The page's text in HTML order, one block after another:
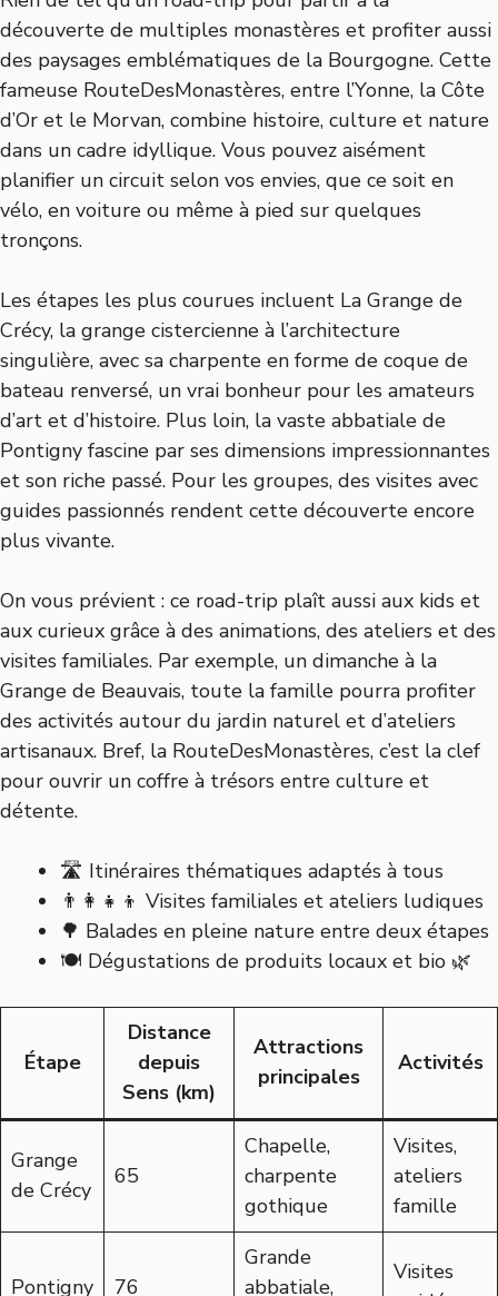
découverte de multiples monastères et profiter aussi
des paysages emblématiques de la Bourgogne. Cette
fameuse RouteDesMonastères, entre l’Yonne, la Côte
d’Or et le Morvan, combine histoire, culture et nature
dans un cadre idyllique. Vous pouvez aisément
planifier un circuit selon vos envies, que ce soit en
vélo, en voiture ou même à pied sur quelques
tronçons.
Les étapes les plus courues incluent La Grange de
Crécy, la grange cistercienne à l’architecture
singulière, avec sa charpente en forme de coque de
bateau renversé, un vrai bonheur pour les amateurs
d’art et d’histoire. Plus loin, la vaste abbatiale de
Pontigny fascine par ses dimensions impressionnantes
et son riche passé. Pour les groupes, des visites avec
guides passionnés rendent cette découverte encore
plus vivante.
On vous prévient : ce road-trip plaît aussi aux kids et
aux curieux grâce à des animations, des ateliers et des
visites familiales. Par exemple, un dimanche à la
Grange de Beauvais, toute la famille pourra profiter
des activités autour du jardin naturel et d’ateliers
artisanaux. Bref, la RouteDesMonastères, c’est la clef
pour ouvrir un coffre à trésors entre culture et
détente.
🛣️ Itinéraires thématiques adaptés à tous
👨‍👩‍👧‍👦 Visites familiales et ateliers ludiques
🌳 Balades en pleine nature entre deux étapes
🍽️ Dégustations de produits locaux et bio 🌿
Étape
Distance
depuis
Sens (km)
Attractions
principales
Activités
Grange
de Crécy
65
Chapelle,
charpente
gothique
Visites,
ateliers
famille
Pontigny 76
Grande
abbatiale,
Visites